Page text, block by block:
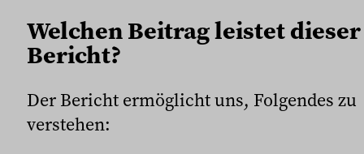
Welchen Beitrag leistet dieser
Bericht?
Der Bericht ermöglicht uns, Folgendes zu
verstehen: